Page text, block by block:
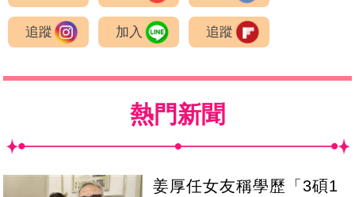
追蹤 加入 追蹤
熱門新聞
姜厚任女友稱學歷「3碩1